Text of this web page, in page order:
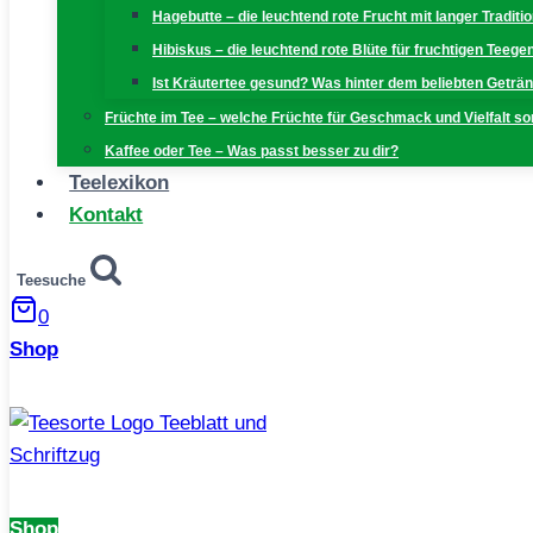
Hagebutte – die leuchtend rote Frucht mit langer
Hibiskus – die leuchtend rote Blüte für fruchtigen
Ist Kräutertee gesund? Was hinter dem beliebten
Früchte im Tee – welche Früchte für Geschmack und Vielfalt
Kaffee oder Tee – Was passt besser zu dir?
Teelexikon
Kontakt
Teesuche
0
Shop